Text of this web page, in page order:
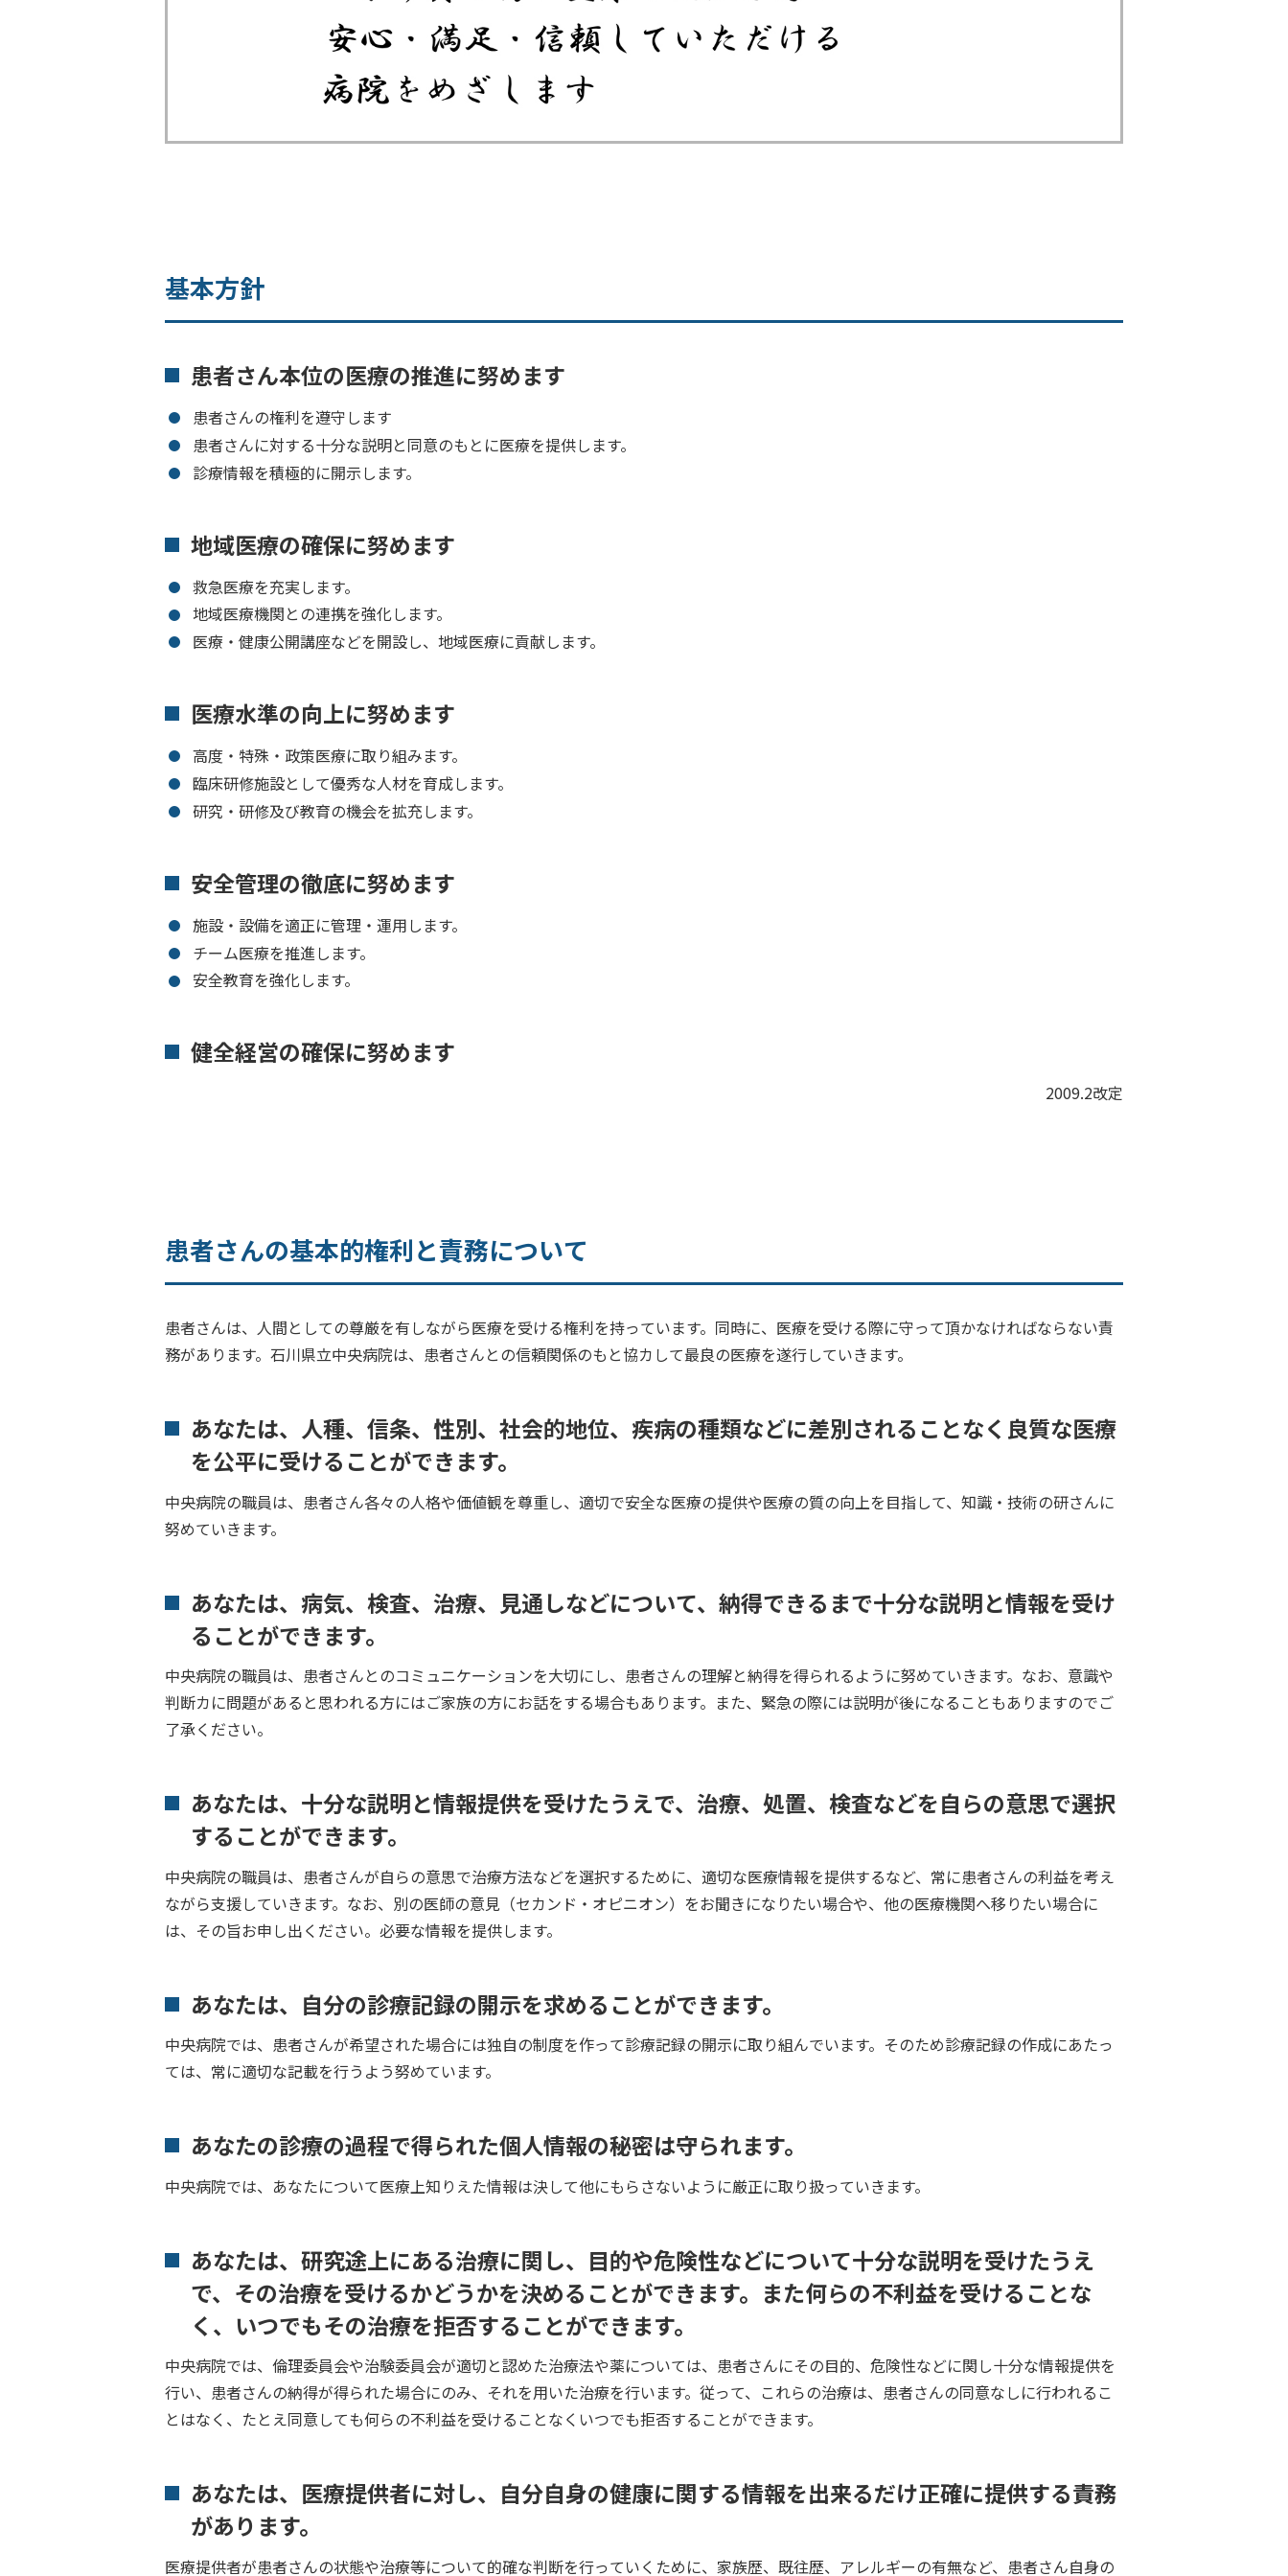
基本方針
患者さん本位の医療の推進に努めます
患者さんの権利を遵守します
患者さんに対する十分な説明と同意のもとに医療を提供します。
診療情報を積極的に開示します。
地域医療の確保に努めます
救急医療を充実します。
地域医療機関との連携を強化します。
医療・健康公開講座などを開設し、地域医療に貢献します。
医療水準の向上に努めます
高度・特殊・政策医療に取り組みます。
臨床研修施設として優秀な人材を育成します。
研究・研修及び教育の機会を拡充します。
安全管理の徹底に努めます
施設・設備を適正に管理・運用します。
チーム医療を推進します。
安全教育を強化します。
健全経営の確保に努めます
2009.2改定
患者さんの基本的権利と責務について
患者さんは、人間としての尊厳を有しながら医療を受ける権利を持っています。同時に、医療を受ける際に守って頂かなければならない責
務があります。石川県立中央病院は、患者さんとの信頼関係のもと協カして最良の医療を遂行していきます。
あなたは、人種、信条、性別、社会的地位、疾病の種類などに差別されることなく良質な医療
を公平に受けることができます。
中央病院の職員は、患者さん各々の人格や価値観を尊重し、適切で安全な医療の提供や医療の質の向上を目指して、知識・技術の研さんに
努めていきます。
あなたは、病気、検査、治療、見通しなどについて、納得できるまで十分な説明と情報を受け
ることができます。
中央病院の職員は、患者さんとのコミュニケーションを大切にし、患者さんの理解と納得を得られるように努めていきます。なお、意識や
判断カに問題があると思われる方にはご家族の方にお話をする場合もあります。また、緊急の際には説明が後になることもありますのでご
了承ください。
あなたは、十分な説明と情報提供を受けたうえで、治療、処置、検査などを自らの意思で選択
することができます。
中央病院の職員は、患者さんが自らの意思で治療方法などを選択するために、適切な医療情報を提供するなど、常に患者さんの利益を考え
ながら支援していきます。なお、別の医師の意見（セカンド・オピニオン）をお聞きになりたい場合や、他の医療機関へ移りたい場合に
は、その旨お申し出ください。必要な情報を提供します。
あなたは、自分の診療記録の開示を求めることができます。
中央病院では、患者さんが希望された場合には独自の制度を作って診療記録の開示に取り組んでいます。そのため診療記録の作成にあたっ
ては、常に適切な記載を行うよう努めています。
あなたの診療の過程で得られた個人情報の秘密は守られます。
中央病院では、あなたについて医療上知りえた情報は決して他にもらさないように厳正に取り扱っていきます。
あなたは、研究途上にある治療に関し、目的や危険性などについて十分な説明を受けたうえ
で、その治療を受けるかどうかを決めることができます。また何らの不利益を受けることな
く、いつでもその治療を拒否することができます。
中央病院では、倫理委員会や治験委員会が適切と認めた治療法や薬については、患者さんにその目的、危険性などに関し十分な情報提供を
行い、患者さんの納得が得られた場合にのみ、それを用いた治療を行います。従って、これらの治療は、患者さんの同意なしに行われるこ
とはなく、たとえ同意しても何らの不利益を受けることなくいつでも拒否することができます。
あなたは、医療提供者に対し、自分自身の健康に関する情報を出来るだけ正確に提供する責務
があります。
医療提供者が患者さんの状態や治療等について的確な判断を行っていくために、家族歴、既往歴、アレルギーの有無など、患者さん自身の